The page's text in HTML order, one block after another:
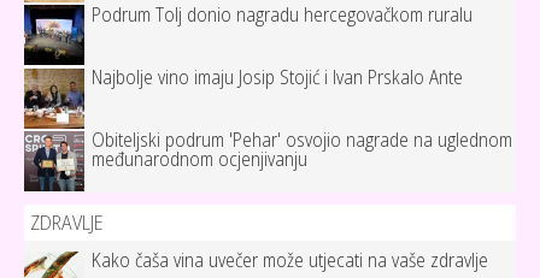
Podrum Tolj donio nagradu hercegovačkom ruralu
Najbolje vino imaju Josip Stojić i Ivan Prskalo Ante
Obiteljski podrum 'Pehar' osvojio nagrade na uglednom
međunarodnom ocjenjivanju
ZDRAVLJE
Kako čaša vina uvečer može utjecati na vaše zdravlje